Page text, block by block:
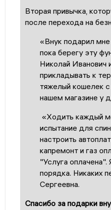
Вторая привычка,
после перехода на
«Внук подарил мне
пока берегу эту
Николай Иванович
прикладывать к
тяжелый кошелек
нашем магазине у
«Ходить каждый
испытание для
настроить
капремонт и газ
"Услуга
порядка. Никаких
Сергеевна.
Спасибо за подарки